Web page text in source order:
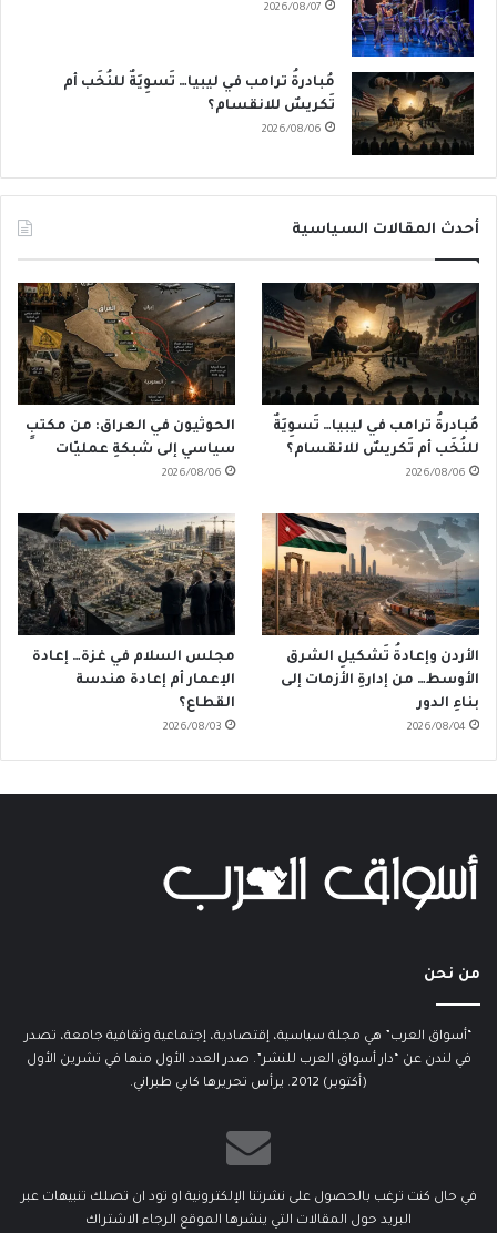
2026/08/07
مُبادرةُ ترامب في ليبيا… تَسوِيَةٌ للنُخَب أم
تَكريسٌ للانقسام؟
2026/08/06
أحدث المقالات السياسية
مُبادرةُ ترامب في ليبيا… تَسوِيَةٌ
للنُخَب أم تَكريسٌ للانقسام؟
2026/08/06
الحوثيون في العراق: من مكتبٍ
سياسي إلى شبكةِ عمليّات
2026/08/06
الأردن وإعادةُ تَشكيلِ الشرق
الأوسط… من إدارةِ الأزمات إلى
بناءِ الدور
2026/08/04
مجلس السلام في غزة… إعادة
الإعمار أم إعادة هندسة
القطاع؟
2026/08/03
من نحن
“أسواق العرب” هي مجلة سياسية، إقتصادية، إجتماعية وثقافية جامعة، تصدر
في لندن عن “دار أسواق العرب للنشر”. صدر العدد الأول منها في تشرين الأول
(أكتوبر) 2012. يرأس تحريرها كابي طبراني.
في حال كنت ترغب بالحصول على نشرتنا الإلكترونية او تود ان تصلك تنبيهات عبر
البريد حول المقالات التي ينشرها الموقع الرجاء الاشتراك